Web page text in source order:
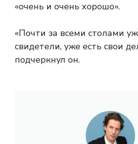
«очень и очень хорошо».
«Почти за всеми столами
свидетели, уже есть свои
подчеркнул он.